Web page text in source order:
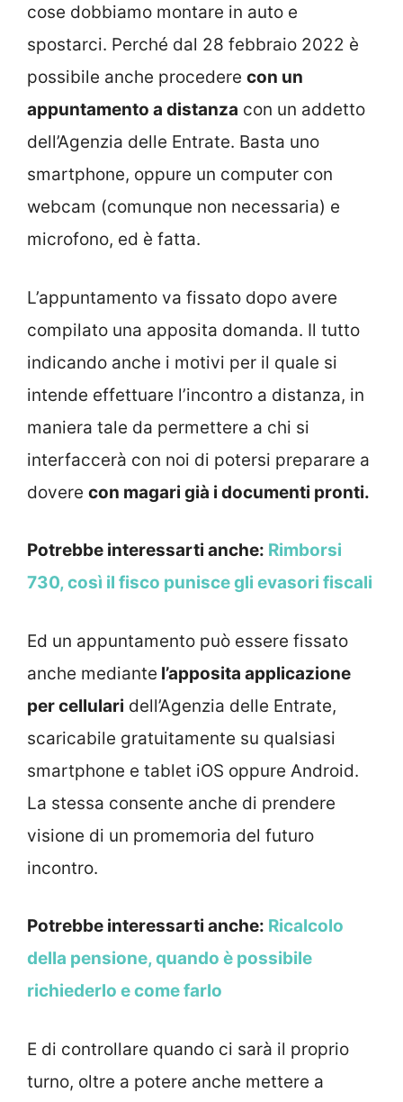
cose dobbiamo montare in auto e
spostarci. Perché dal 28 febbraio 2022 è
possibile anche procedere con un
appuntamento a distanza con un addetto
dell’Agenzia delle Entrate. Basta uno
smartphone, oppure un computer con
webcam (comunque non necessaria) e
microfono, ed è fatta.
L’appuntamento va fissato dopo avere
compilato una apposita domanda. Il tutto
indicando anche i motivi per il quale si
intende effettuare l’incontro a distanza, in
maniera tale da permettere a chi si
interfaccerà con noi di potersi preparare a
dovere con magari già i documenti pronti.
Potrebbe interessarti anche: Rimborsi
730, così il fisco punisce gli evasori fiscali
Ed un appuntamento può essere fissato
anche mediante l’apposita applicazione
per cellulari dell’Agenzia delle Entrate,
scaricabile gratuitamente su qualsiasi
smartphone e tablet iOS oppure Android.
La stessa consente anche di prendere
visione di un promemoria del futuro
incontro.
Potrebbe interessarti anche: Ricalcolo
della pensione, quando è possibile
richiederlo e come farlo
E di controllare quando ci sarà il proprio
turno, oltre a potere anche mettere a